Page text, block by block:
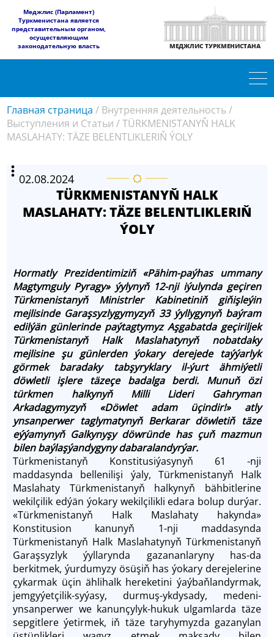
​Меджлис (Парламент)
Туркменистана является
представительным органом,
осуществляющим
законодательную власть
МЕДЖЛИС ТУРКМЕНИСТАНА
Главная страница / Внутренняя деятельность/
Выступления и Статьи /TÜRKMENISTANYŇ HALK
MASLAHATY: TÄZE BELENTLIKLERIŇ ÝOLY
02.08.2024
TÜRKMENISTANYŇ HALK
MASLAHATY: TÄZE BELENTLIKLERIŇ
ÝOLY
Hormatly Prezidentimiziň «Pähim-paýhas ummany
Magtymguly Pyragy» ýylynyň 12-nji iýulynda geçiren
Türkmenistanyň Ministrler Kabinetiniň giňişleýin
mejlisinde Garaşsyzlygymyzyň 33 ýyllygynyň baýram
edilýän günlerinde paýtagtymyz Aşgabatda geçiriljek
Türkmenistanyň Halk Maslahatynyň nobatdaky
mejlisine şu günlerden ýokary derejede taýýarlyk
görmek baradaky tabşyryklary il-ýurt ähmiýetli
döwletli işlere täzeçe badalga berdi. Munuň özi
türkmen halkynyň Milli Lideri Gahryman
Arkadagymyzyň «Döwlet adam üçindir!» atly
ynsanperwer taglymatynyň Berkarar döwletiň täze
eýýamynyň Galkynyşy döwründe has çuň mazmun
bilen baýlaşýandygyny dabaralandyrýar.
Türkmenistanyň Konstitusiýasynyň 61 -nji
maddasynda bellenilişi ýaly, Türkmenistanyň Halk
Maslahaty Türkmenistanyň halkynyň bähbitlerine
wekilçilik edýän ýokary wekilçilikli edara bolup durýar.
«Türkmenistanyň Halk Maslahaty hakynda»
Konstitusion kanunyň 1-nji maddasynda
Türkmenistanyň Halk Maslahatynyň Türkmenistanyň
Garaşsyzlyk ýyllarynda gazananlaryny has-da
berkitmek, ýurdumyzy ösüşiň has ýokary derejelerine
çykarmak üçin ählihalk hereketini ýaýbaňlandyrmak,
jemgyýetçilik-syýasy, durmuş-ykdysady, medeni-
ynsanperwer we kanunçylyk-hukuk ulgamlarda täze
sepgitlere ýetirmek, iň täze taryhymyzda gazanylan